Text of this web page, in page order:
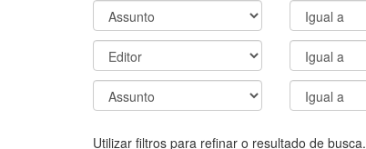
Utilizar filtros para refinar o resultado de busca.